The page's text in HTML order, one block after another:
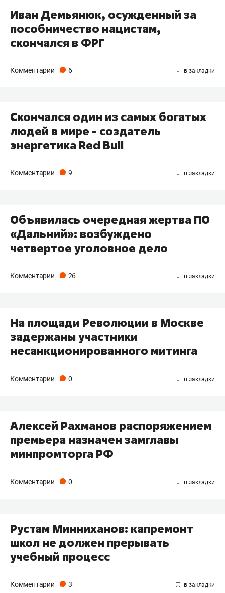
Иван Демьянюк, осужденный за
пособничество нацистам,
скончался в ФРГ
Комментарии 6
Скончался один из самых богатых
людей в мире - создатель
энергетика Red Bull
Комментарии 9
Объявилась очередная жертва ПО
«Дальний»: возбуждено
четвертое уголовное дело
Комментарии 26
На площади Революции в Москве
задержаны участники
несанкционированного митинга
Комментарии 0
Алексей Рахманов распоряжением
премьера назначен замглавы
минпромторга РФ
Комментарии 0
Рустам Минниханов: капремонт
школ не должен прерывать
учебный процесс
Комментарии 3